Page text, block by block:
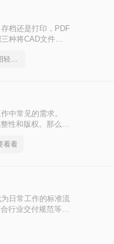
档还是打印，PDF
种将CAD文件转
cad格式转pdf格式，一招轻松解决
中常见的需求。
性和版权。那么
看看
日常工作的标准流
行业交付规范等优